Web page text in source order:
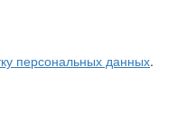
персональных данных.